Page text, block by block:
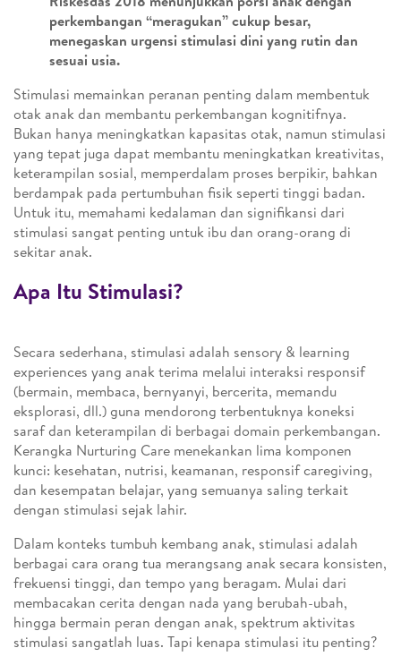
perkembangan “meragukan” cukup besar,
menegaskan urgensi stimulasi dini yang rutin dan
sesuai usia.
Stimulasi memainkan peranan penting dalam membentuk
otak anak dan membantu perkembangan kognitifnya.
Bukan hanya meningkatkan kapasitas otak, namun stimulasi
yang tepat juga dapat membantu meningkatkan kreativitas,
keterampilan sosial, memperdalam proses berpikir, bahkan
berdampak pada pertumbuhan fisik seperti tinggi badan.
Untuk itu, memahami kedalaman dan signifikansi dari
stimulasi sangat penting untuk ibu dan orang-orang di
sekitar anak.
Apa Itu Stimulasi?
Secara sederhana, stimulasi adalah sensory & learning
experiences yang anak terima melalui interaksi responsif
(bermain, membaca, bernyanyi, bercerita, memandu
eksplorasi, dll.) guna mendorong terbentuknya koneksi
saraf dan keterampilan di berbagai domain perkembangan.
Kerangka Nurturing Care menekankan lima komponen
kunci: kesehatan, nutrisi, keamanan, responsif caregiving,
dan kesempatan belajar, yang semuanya saling terkait
dengan stimulasi sejak lahir.
Dalam konteks tumbuh kembang anak, stimulasi adalah
berbagai cara orang tua merangsang anak secara konsisten,
frekuensi tinggi, dan tempo yang beragam. Mulai dari
membacakan cerita dengan nada yang berubah-ubah,
hingga bermain peran dengan anak, spektrum aktivitas
stimulasi sangatlah luas. Tapi kenapa stimulasi itu penting?